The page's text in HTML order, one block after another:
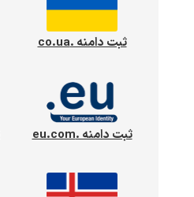
ثبت دامنه .co.ua
ثبت دامنه .eu.com